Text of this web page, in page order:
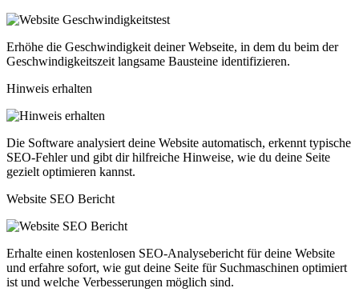
Erhöhe die Geschwindigkeit deiner Webseite, in dem du beim der
Geschwindigkeitszeit langsame Bausteine identifizieren.
Hinweis erhalten
Die Software analysiert deine Website automatisch, erkennt typische
SEO-Fehler und gibt dir hilfreiche Hinweise, wie du deine Seite
gezielt optimieren kannst.
Website SEO Bericht
Erhalte einen kostenlosen SEO-Analysebericht für deine Website
und erfahre sofort, wie gut deine Seite für Suchmaschinen optimiert
ist und welche Verbesserungen möglich sind.